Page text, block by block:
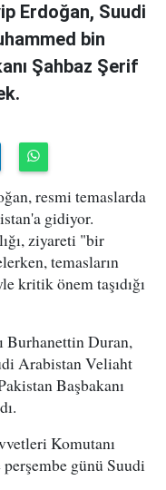
Erdoğan, Suudi
bin
Şahbaz Şerif
resmi temaslarda
gidiyor.
ziyareti "bir
temasların
kritik önem taşıdığı
Burhanettin Duran,
Arabistan Veliaht
Başbakanı
Komutanı
günü Suudi